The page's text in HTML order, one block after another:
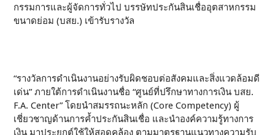
กรรมการและผู้จัดการทั่วไป บรรษัทประกันสินเชื่ออุตสาหกรรม
ขนาดย่อม (บสย.) เข้ารับรางวัล
“รางวัลการดำเนินงานอย่างรับผิดชอบต่อสังคมและสิ่งแวดล้อมดี
เด่น” ภายใต้การดำเนินงานชื่อ “ศูนย์ที่ปรึกษาทางการเงิน บสย.
F.A. Center” โดยนำสมรรถนะหลัก (Core Competency) ผู้
เชี่ยวชาญด้านการค้ำประกันสินเชื่อ และนำองค์ความรู้ทางการ
เงิน มาประยุกต์ใช้ให้สอดคล้อง ตามมาตรฐานแนวทางความรับ